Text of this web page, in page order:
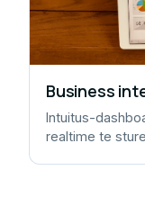
Business
Intuitus-
realtime te